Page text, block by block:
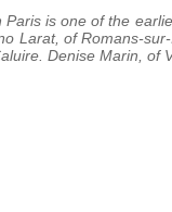
is one of the
Larat, of Romans-
Denise Marin, of